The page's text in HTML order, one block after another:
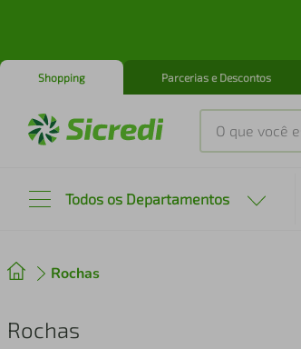
Shopping Parcerias e Descontos
O que você
Todos os Departamentos
Rochas
Rochas